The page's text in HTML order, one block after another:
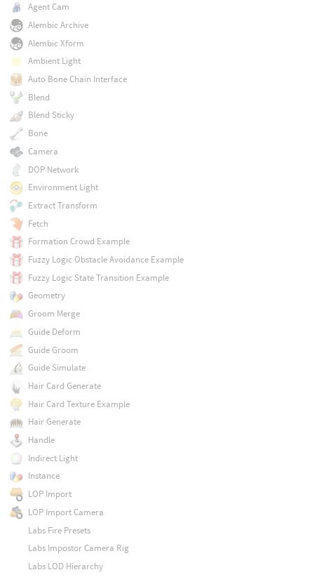
Agent Cam
Alembic Archive
Alembic Xform
Ambient Light
Auto Bone Chain Interface
Blend
Blend Sticky
Bone
Camera
DOP Network
Environment Light
Extract Transform
Fetch
Formation Crowd Example
Fuzzy Logic Obstacle Avoidance Example
Fuzzy Logic State Transition Example
Geometry
Groom Merge
Guide Deform
Guide Groom
Guide Simulate
Hair Card Generate
Hair Card Texture Example
Hair Generate
Handle
Indirect Light
Instance
LOP Import
LOP Import Camera
Labs Fire Presets
Labs Impostor Camera Rig
Labs LOD Hierarchy